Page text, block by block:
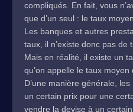
compliqués. En fait, vous
que d’un seul : le taux
Les banques et autres
taux, il n’existe donc pas de
Mais en réalité, il existe un
qu’on appelle le taux moyen
D’une manière générale,
un certain prix pour une
vendre la devise à un